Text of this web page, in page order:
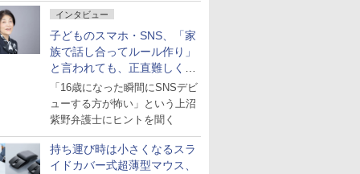
インタビュー
子どものスマホ・SNS、「家
族で話し合ってルール作り」
と言われても、正直難しくな
いですか？
「16歳になった瞬間にSNSデビ
ューする方が怖い」という上沼
紫野弁護士にヒントを聞く
持ち運び時は小さくなるスラ
イドカバー式超薄型マウス、